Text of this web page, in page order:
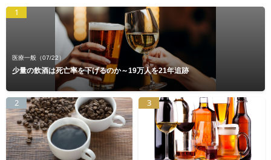
1
医療一般 （07/22）
少量の飲酒は死亡率を下げるのか～19万人を21年追跡
2 3